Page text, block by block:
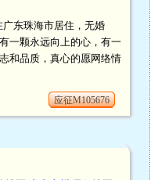
东珠海市居住，无婚
一颗永远向上的心，有一
和品质，真心的愿网络情
应征M105676